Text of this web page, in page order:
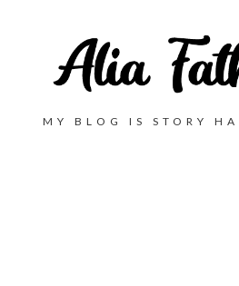
MY BLOG IS STORY